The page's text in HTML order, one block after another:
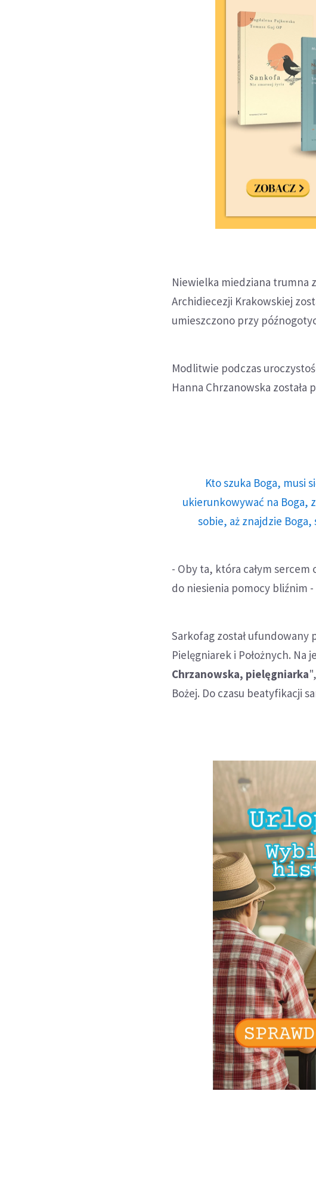
Niewielka miedziana trumna
Archidiecezji Krakowskiej
umieszczono przy
Modlitwie podczas
Hanna Chrzanowska została
Kto szuka Boga, musi
ukierunkowywać na Boga,
sobie, aż znajdzie
- Oby ta, która całym sercem
do niesienia pomocy bliźnim
Sarkofag został ufundowany
Pielęgniarek i Położnych. Na
Chrzanowska, pielęgniarka
Bożej. Do czasu beatyfikacji